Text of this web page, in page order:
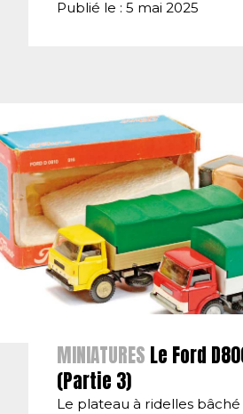
Publié le : 5 mai 2025
MINIATURES Le Ford
(Partie 3)
Le plateau à ridelles